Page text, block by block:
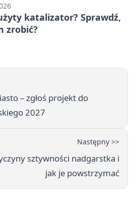
katalizator? Sprawdź,
zrobić?
– zgłoś projekt do
2027
Następny >>
sztywności nadgarstka i
jak je powstrzymać